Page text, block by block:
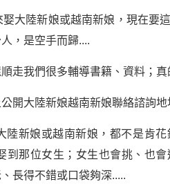
大陸新娘或越南新娘，現在要
，是空手而歸....
走我們很多輔導書籍、資料；真
開大陸新娘越南新娘聯絡諮詢地
陸新娘或越南新娘，都不是肯
那位女生；女生也會挑、也
長得不錯或口袋夠深.....